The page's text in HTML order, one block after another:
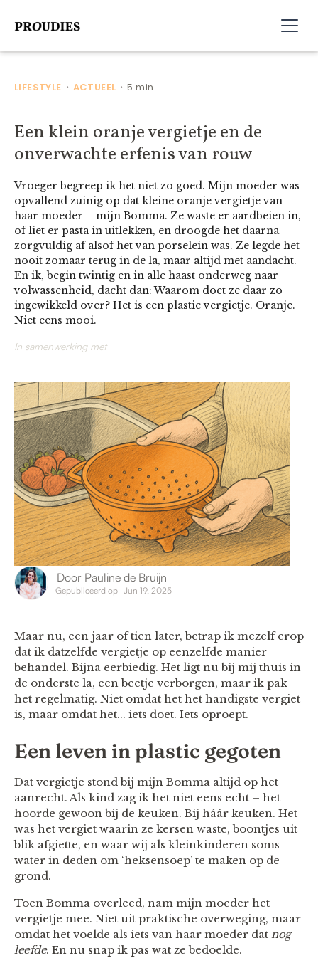
LIFESTYLE • ACTUEEL •5 min
Een klein oranje vergietje en de
onverwachte erfenis van rouw
Vroeger begreep ik het niet zo goed. Mijn moeder was
opvallend zuinig op dat kleine oranje vergietje van
haar moeder – mijn Bomma. Ze waste er aardbeien in,
of liet er pasta in uitlekken, en droogde het daarna
zorgvuldig af alsof het van porselein was. Ze legde het
nooit zomaar terug in de la, maar altijd met aandacht.
En ik, begin twintig en in alle haast onderweg naar
volwassenheid, dacht dan: Waarom doet ze daar zo
ingewikkeld over? Het is een plastic vergietje. Oranje.
Niet eens mooi.
In samenwerking met
Door Pauline de Bruijn
Gepubliceerd op Jun 19, 2025
Maar nu, een jaar of tien later, betrap ik mezelf erop
dat ik datzelfde vergietje op eenzelfde manier
behandel. Bijna eerbiedig. Het ligt nu bij mij thuis in
de onderste la, een beetje verborgen, maar ik pak
het regelmatig. Niet omdat het het handigste vergiet
is, maar omdat het... iets doet. Iets oproept.
Een leven in plastic gegoten
Dat vergietje stond bij mijn Bomma altijd op het
aanrecht. Als kind zag ik het niet eens echt – het
hoorde gewoon bij de keuken. Bij háár keuken. Het
was het vergiet waarin ze kersen waste, boontjes uit
blik afgiette, en waar wij als kleinkinderen soms
water in deden om ‘heksensoep’ te maken op de
grond.
Toen Bomma overleed, nam mijn moeder het
vergietje mee. Niet uit praktische overweging, maar
omdat het voelde als iets van haar moeder dat nog
leefde. En nu snap ik pas wat ze bedoelde.